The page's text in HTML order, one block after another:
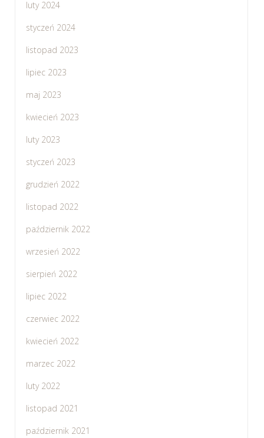
luty 2024
styczeń 2024
listopad 2023
lipiec 2023
maj 2023
kwiecień 2023
luty 2023
styczeń 2023
grudzień 2022
listopad 2022
październik 2022
wrzesień 2022
sierpień 2022
lipiec 2022
czerwiec 2022
kwiecień 2022
marzec 2022
luty 2022
listopad 2021
październik 2021